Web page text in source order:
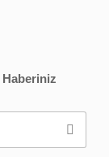
Haberiniz